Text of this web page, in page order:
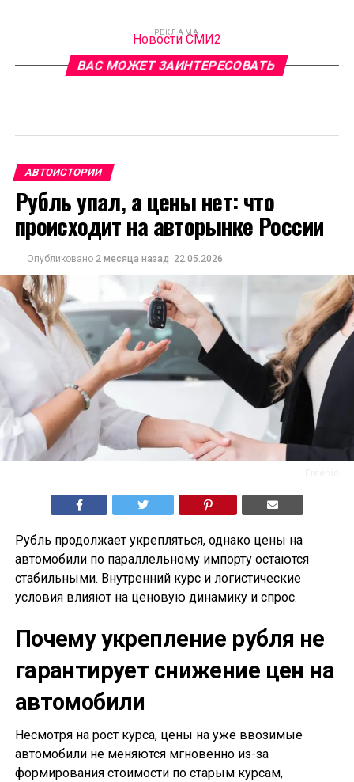
РЕКЛАМА
Новости СМИ2
ВАС МОЖЕТ ЗАИНТЕРЕСОВАТЬ
АВТОИСТОРИИ
Рубль упал, а цены нет: что
происходит на авторынке России
Опубликовано 2 месяца назад 22.05.2026
Рубль продолжает укрепляться, однако цены на
автомобили по параллельному импорту остаются
стабильными. Внутренний курс и логистические
условия влияют на ценовую динамику и спрос.
Почему укрепление рубля не
гарантирует снижение цен на
автомобили
Несмотря на рост курса, цены на уже ввозимые
автомобили не меняются мгновенно из-за
формирования стоимости по старым курсам,